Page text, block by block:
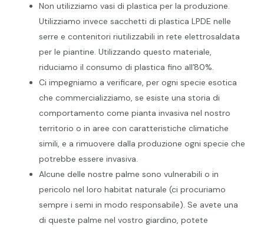
Non utilizziamo vasi di plastica per la produzione.
Utilizziamo invece sacchetti di plastica LPDE nelle
serre e contenitori riutilizzabili in rete elettrosaldata
per le piantine. Utilizzando questo materiale,
riduciamo il consumo di plastica fino all’80%.
Ci impegniamo a verificare, per ogni specie esotica
che commercializziamo, se esiste una storia di
comportamento come pianta invasiva nel nostro
territorio o in aree con caratteristiche climatiche
simili, e a rimuovere dalla produzione ogni specie che
potrebbe essere invasiva.
Alcune delle nostre palme sono vulnerabili o in
pericolo nel loro habitat naturale (ci procuriamo
sempre i semi in modo responsabile). Se avete una
di queste palme nel vostro giardino, potete